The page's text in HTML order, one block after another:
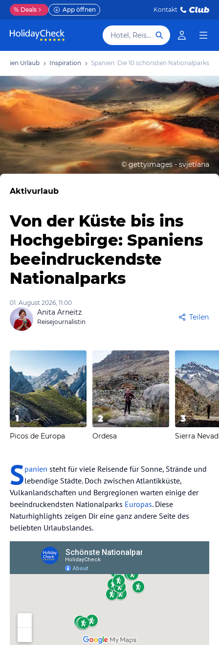
% Deals App öffnen Kontakt
Hotel, Reiseziel
Urlaub Inspiration Spanien: Die 10 schönsten Nationalparks
©gettyimages - svjetlana
Aktivurlaub
Von der Küste bis ins
Hochgebirge: Spaniens
beeindruckendste
Nationalparks
01. August 2026, 11:00
Anita Arneitz
Reisejournalistin
Teilen
1
Picos de Europa
2
Ordesa
3
Sierra
Spanien steht für viele Reisende für Sonne, Strände und
lebendige Städte. Doch zwischen Atlantikküste,
Vulkanlandschaften und Bergregionen warten einige der
beeindruckendsten Nationalparks Europas. Diese
Naturhighlights zeigen Dir eine ganz andere Seite des
beliebten Urlaubslandes.